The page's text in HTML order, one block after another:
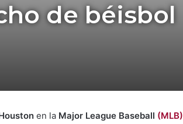
de béisbol
en la Major League Baseball (MLB)